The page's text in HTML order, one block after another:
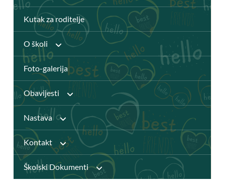
Kutak za roditelje
O školi
Anž Frankopan
Knjižnica
Katalog Knjižnice
Virtualna knjižnica
Foto-galerija
Obavijesti
Javni pozivi
Natječaji
Nastava
Djelatnici
Udžbenici i dodatni obrazovni materijali
Kontakt
Pristupačnost mrežnih stranica
Školski Dokumenti